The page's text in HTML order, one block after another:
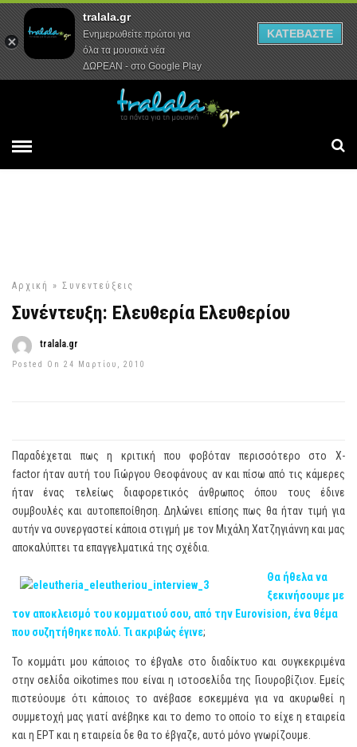
Αρχική Συνεντεύξεις Ρεπορτάζ
Αρχική » Συνεντεύξεις
Συνέντευξη: Ελευθερία Ελευθερίου
tralala.gr
Posted On 24 Μαρτίου, 2010
Παραδέχεται πως η κριτική που φοβόταν περισσότερο στο X-
factor ήταν αυτή του Γιώργου Θεοφάνους αν και πίσω από τις κάμερες
ήταν ένας τελείως διαφορετικός άνθρωπος όπου τους έδινε
συμβουλές και αυτοπεποίθηση. Δηλώνει επίσης πως θα ήταν τιμή για
αυτήν να συνεργαστεί κάποια στιγμή με τον Μιχάλη Χατζηγιάννη και μας
αποκαλύπτει τα επαγγελματικά της σχέδια.
Θα ήθελα να
ξεκινήσουμε με
τον αποκλεισμό του κομματιού σου, από την Eurovision, ένα θέμα
που συζητήθηκε πολύ. Τι ακριβώς έγινε;
Το κομμάτι μου κάποιος το έβγαλε στο διαδίκτυο και συγκεκριμένα
στην σελίδα oikotimes που είναι η ιστοσελίδα της Γιουροβίζιον. Εμείς
πιστεύουμε ότι κάποιος το ανέβασε εσκεμμένα για να ακυρωθεί η
συμμετοχή μας γιατί ανέβηκε και το demo το οποίο το είχε η εταιρεία
και η ΕΡΤ και η εταιρεία δε θα το έβγαζε, αυτό μόνο γνωρίζουμε.
tralala.gr
Ενημερωθείτε πρώτοι για
όλα τα μουσικά νέα
ΔΩΡΕΑΝ - στο Google Play
ΚΑΤΕΒΑΣΤΕ